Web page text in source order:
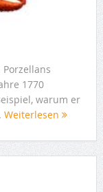
1770
warum er
Weiterlesen